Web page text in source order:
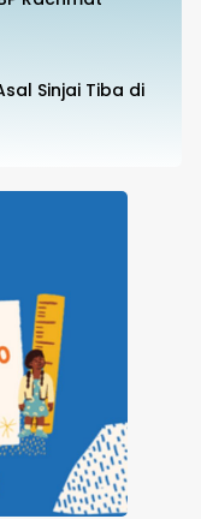
Sinjai Tiba di